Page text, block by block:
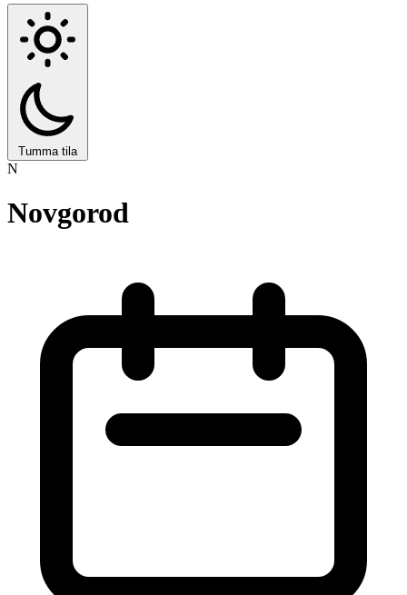
Tumma tila
N
Novgorod